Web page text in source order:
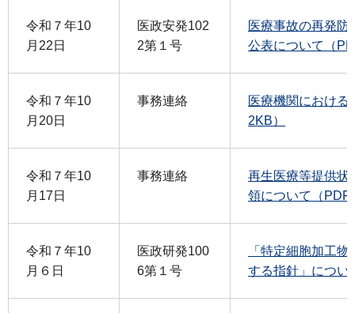
令和７年10
月22日
医政安発102
2第１号
医療事故の再発防
公表について（
令和７年10
月20日
事務連絡
医療機関におけ
2KB）
令和７年10
月17日
事務連絡
再生医療等提供状
領について（PDF
令和７年10
月６日
医政研発100
6第１号
「特定細胞加工
する指針」につい